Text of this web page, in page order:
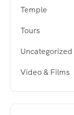
Temple
Tours
Uncategorized
Video & Films